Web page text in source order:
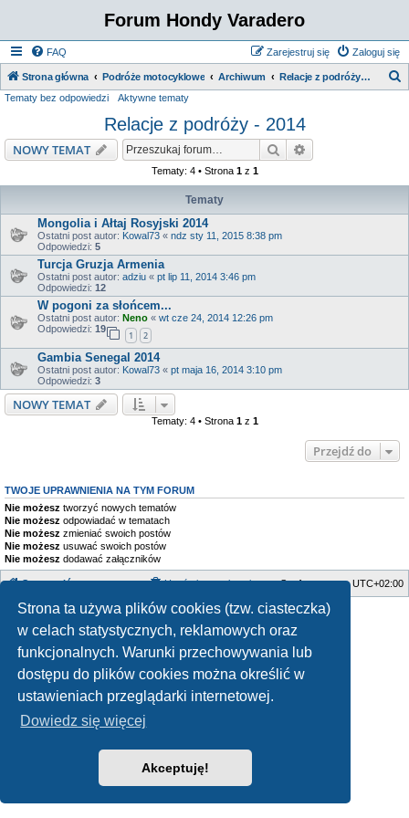
Strona ta używa plików cookies (tzw. ciasteczka)
w celach statystycznych, reklamowych oraz
funkcjonalnych. Warunki przechowywania lub
dostępu do plików cookies można określić w
ustawieniach przeglądarki internetowej.
Dowiedz się więcej
Akceptuję!
Forum Hondy Varadero
FAQ Zaloguj się
Zarejestruj się
Strona główna Podróże motocyklowe Archiwum Relacje z podróży - 2014
j
Tematy bez odpowiedzi Aktywne tematy
Relacje z podróży - 2014
NOWY TEMAT Szukaj
Tematy: 4 • Strona 1z 1
Tematy
Mongolia i Ałtaj Rosyjski 2014
Ostatni post autor: Kowal73 « ndz sty 11, 2015 8:38 pm
Odpowiedzi: 5
Turcja Gruzja Armenia
Ostatni post autor: adziu « pt lip 11, 2014 3:46 pm
Odpowiedzi: 12
W pogoni za słońcem...
Ostatni post autor: Neno « wt cze 24, 2014 12:26 pm
Odpowiedzi: 19
1 2
Gambia Senegal 2014
Ostatni post autor: Kowal73 « pt maja 16, 2014 3:10 pm
Odpowiedzi: 3
NOWY TEMAT
Tematy: 4 • Strona 1z 1
Przejdź do
TWOJE UPRAWNIENIA NA TYM FORUM
Nie możesz tworzyć nowych tematów
Nie możesz odpowiadać w tematach
Nie możesz zmieniać swoich postów
Nie możesz usuwać swoich postów
Nie możesz dodawać załączników
Strona główna Strefa czasowaUTC+02:00
Usuń ciasteczka witryny
Style developed by Zuma Portal , Turaiel,
Technologię dostarcza
phpBB ® Forum Software © phpBB Limited
Polski pakiet językowy dostarcza
Zasady ochrony danych osobowych|Regulamin